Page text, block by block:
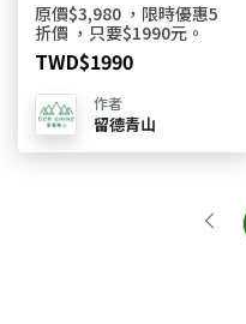
原價$3,980 ，限時優惠5
折價 ，只要$1990元。
TWD$1990
作者
留德青山